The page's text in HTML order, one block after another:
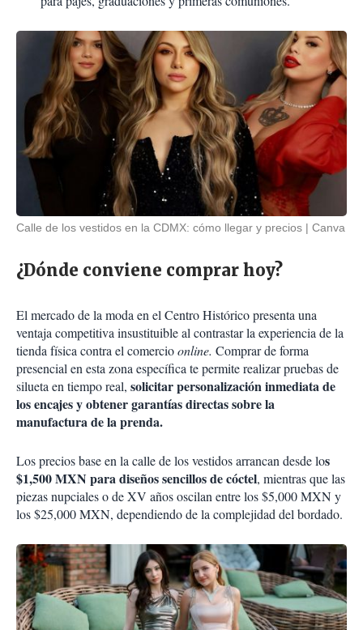
Calle de los vestidos en la CDMX: cómo llegar y precios Canva
¿Dónde conviene comprar hoy?
El mercado de la moda en el Centro Histórico presenta una
ventaja competitiva insustituible al contrastar la experiencia de la
tienda física contra el comercioonline. Comprar de forma
presencial en esta zona específica te permite realizar pruebas de
silueta en tiempo real, solicitar personalización inmediata de
los encajes y obtener garantías directas sobre la
manufactura de la prenda.
Los precios base en la calle de los vestidos arrancan desde los
$1,500 MXN para diseños sencillos de cóctel, mientras que las
piezas nupciales o de XV años oscilan entre los $5,000 MXN y
los $25,000 MXN, dependiendo de la complejidad del bordado.